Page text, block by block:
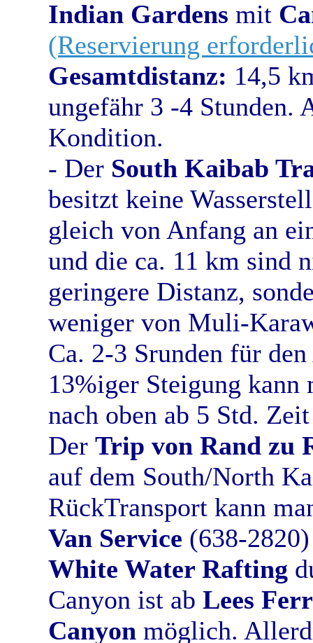
Indian Gardens mit
(Reservierung
Gesamtdistanz: 14,5
ungefähr 3 -4 Stunden.
Kondition.
- Der South Kaibab
besitzt keine
gleich von Anfang an
und die ca. 11 km sind
geringere Distanz,
weniger von Muli-
Ca. 2-3 Srunden für
13%iger Steigung kann
nach oben ab 5 Std.
Der Trip von Rand zu
auf dem South/North
RückTransport kann
Van Service (638-
White Water Rafting
Canyon ist ab Lees
Canyon möglich.